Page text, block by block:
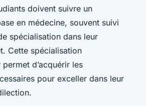
doivent suivre un
en médecine, souvent suivi
spécialisation dans leur
Cette spécialisation
d’acquérir les
pour exceller dans leur